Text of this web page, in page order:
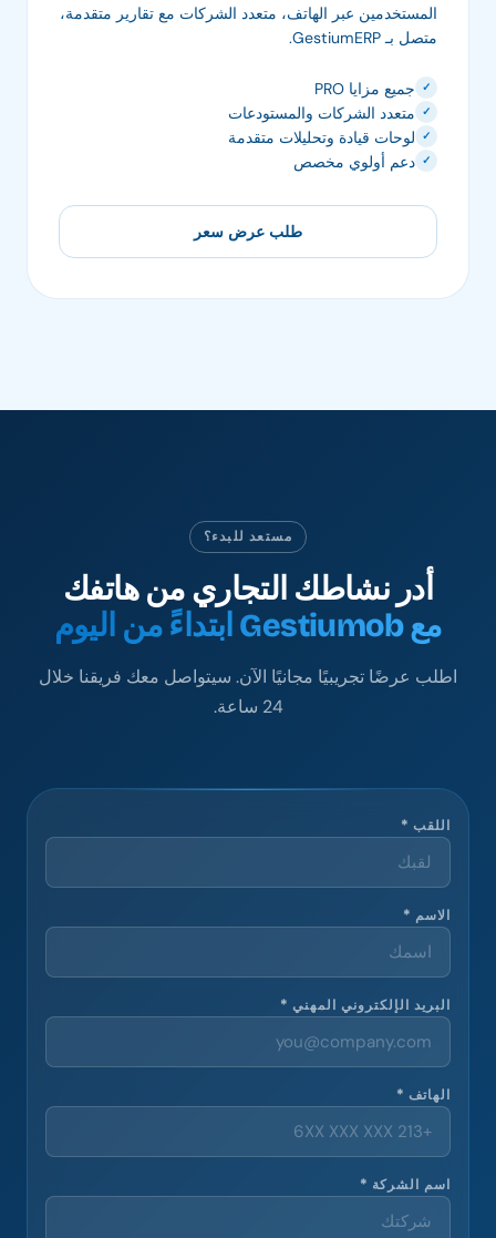
المستخدمين عبر الهاتف، متعدد الشركات مع تقارير متقدمة،
متصل بـ GestiumERP.
✓ جميع مزايا PRO
✓ متعدد الشركات والمستودعات
✓ لوحات قيادة وتحليلات متقدمة
✓ دعم أولوي مخصص
طلب عرض سعر
مستعد للبدء؟
أدر نشاطك التجاري من هاتفك
مع Gestiumob ابتداءً من اليوم
اطلب عرضًا تجريبيًا مجانيًا الآن. سيتواصل معك فريقنا خلال
24 ساعة.
اللقب *
الاسم *
البريد الإلكتروني المهني *
الهاتف *
اسم الشركة *